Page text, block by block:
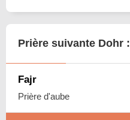
Prière suivante Dohr :
Fajr
Prière d'aube